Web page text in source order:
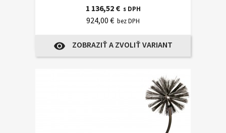
1 136,52 € s DPH
924,00 € bez DPH
visibility ZOBRAZIŤ A ZVOLIŤ VARIANT